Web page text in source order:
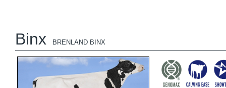
Binx BRENLAND BINX